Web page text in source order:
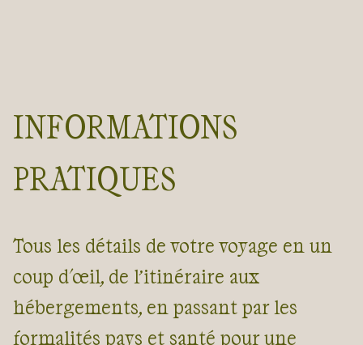
INFORMATIONS
PRATIQUES
Tous les détails de votre voyage en un
coup d'œil, de l’itinéraire aux
hébergements, en passant par les
formalités pays et santé pour une